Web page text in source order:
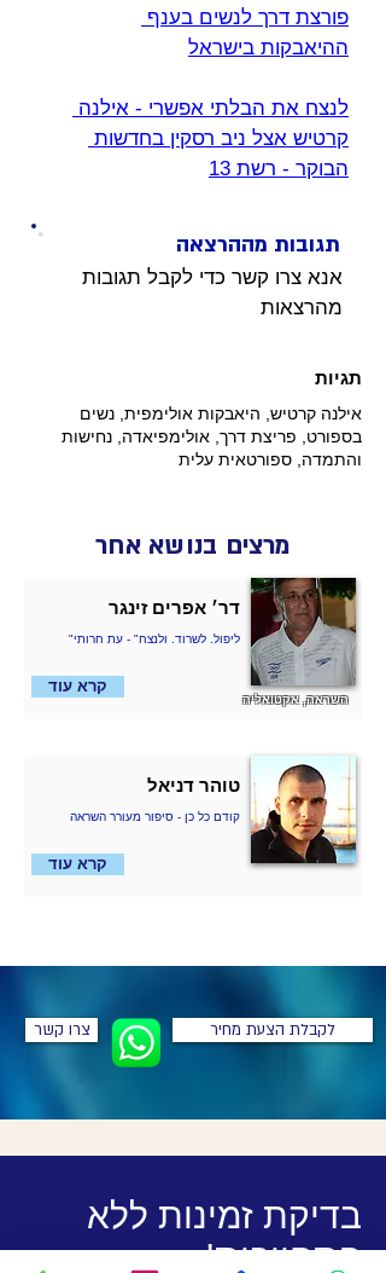
פורצת דרך לנשים בענף
ההיאבקות בישראל
לנצח את הבלתי אפשרי - אילנה
קרטיש אצל ניב רסקין בחדשות
הבוקר - רשת 13
תגובות מההרצאה
אנא צרו קשר כדי לקבל תגובות
מהרצאות
תגיות
אילנה קרטיש, היאבקות אולימפית, נשים
בספורט, פריצת דרך, אולימפיאדה, נחישות
והתמדה, ספורטאית עלית
מרצים בנושא אחר
קרא עוד
השראה, אקטואליה
דר׳ אפרים זינגר
"ליפול. לשרוד. ולנצח" - עת חרותי
קרא עוד
טוהר דניאל
קודם כל כן - סיפור מעורר השראה
צרו קשר לקבלת הצעת מחיר
בדיקת זמינות ללא
התחייבות!